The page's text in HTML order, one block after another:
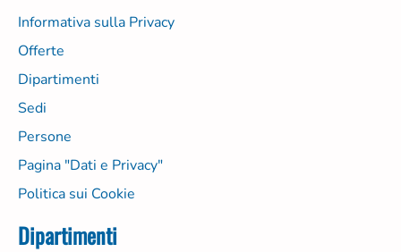
Informativa sulla Privacy
Offerte
Dipartimenti
Sedi
Persone
Pagina "Dati e Privacy"
Politica sui Cookie
Dipartimenti